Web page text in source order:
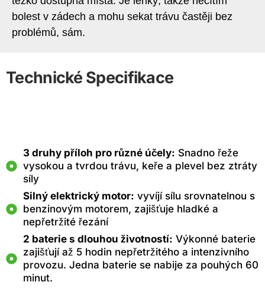
bolest v zádech a mohu sekat trávu častěji bez
problémů, sám.
Technické Specifikace
3 druhy příloh pro různé účely: Snadno řeže
vysokou a tvrdou trávu, keře a plevel bez ztráty
síly
Silný elektrický motor: vyvíjí sílu srovnatelnou s
benzinovým motorem, zajišťuje hladké a
nepřetržité řezání
2 baterie s dlouhou životností: Výkonné baterie
zajišťují až 5 hodin nepřetržitého a intenzivního
provozu. Jedna baterie se nabije za pouhých 60
minut.